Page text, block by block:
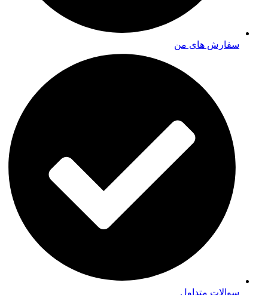
سفارش های من
سوالات متداول